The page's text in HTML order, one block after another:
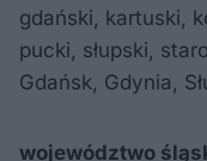
gdański, kartuski,
pucki, słupski,
Gdańsk, Gdynia,
województwo